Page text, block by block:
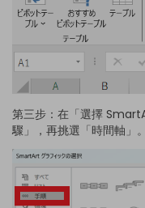
第三步：在「選擇
驟」，再挑選「時間軸」